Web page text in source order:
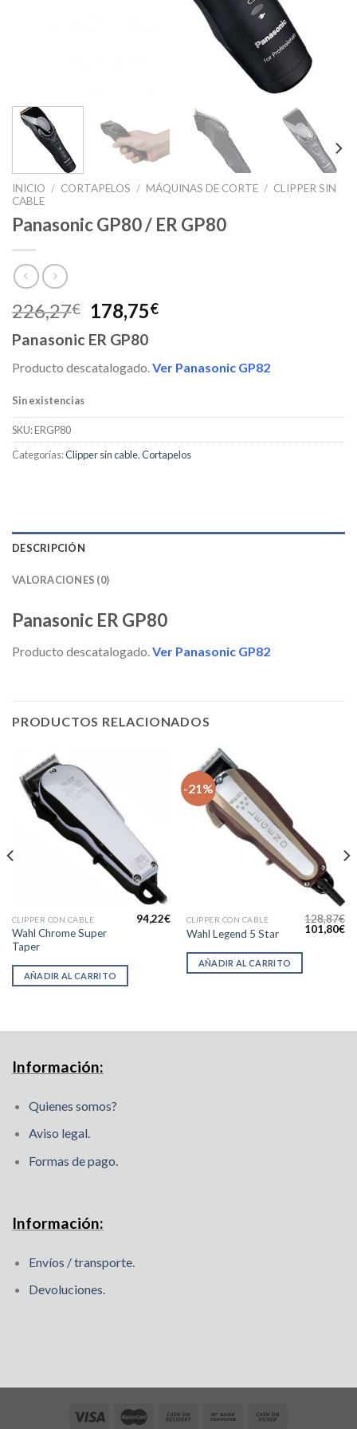
INICIO / CORTAPELOS / MÁQUINAS DE CORTE / CLIPPER SIN
CABLE
Panasonic GP80 / ER GP80
226,27€
El
precio
original
era:
178,75€El
es:
Panasonic ER GP80
Producto descatalogado.Ver Panasonic GP82
Sin existencias
SKU:ERGP80
Categorías:Clipper sin cable,Cortapelos
DESCRIPCIÓN
VALORACIONES (0)
Panasonic ER GP80
Producto descatalogado. Ver Panasonic GP82
PRODUCTOS RELACIONADOS
CLIPPER CON CABLE
Wahl Chrome Super
Taper
94,22€
AÑADIR AL CARRITO
-21%
CLIPPER CON CABLE
Wahl Legend 5 Star
128,87€
El
precio
101,80€El
AÑADIR AL CARRITO
Información:
Quienes somos?
Aviso legal.
Formas de pago.
Información:
Envíos / transporte.
Devoluciones.